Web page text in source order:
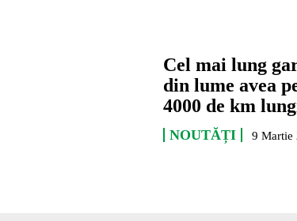
Cel mai lung
din lume avea
4000 de km
NOUTĂȚI 9 Martie